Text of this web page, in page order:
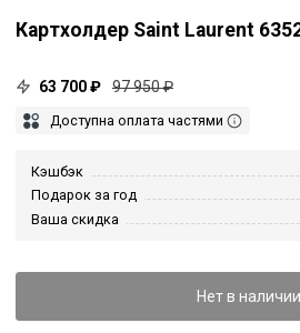
Картхолдер Saint Laurent
63 700 ₽ 97 950 ₽
Доступна оплата частями
Кэшбэк
Подарок за год
Ваша скидка
Нет в наличии